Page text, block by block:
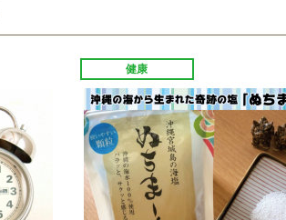
健康